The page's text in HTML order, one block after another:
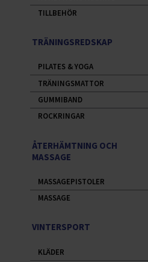
TILLBEHÖR
TRÄNINGSREDSKAP
PILATES & YOGA
TRÄNINGSMATTOR
GUMMIBAND
ROCKRINGAR
ÅTERHÄMTNING OCH
MASSAGE
MASSAGEPISTOLER
MASSAGE
VINTERSPORT
KLÄDER